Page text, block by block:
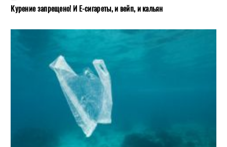
Курение запрещено! И Е-сигареты, и вейп, и кальян